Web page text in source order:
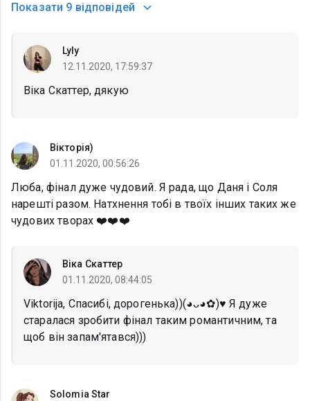
Показати 9 відповідей
Lyly
12.11.2020, 17:59:37
Віка Скаттер, дякую
Вікторія)
01.11.2020, 00:56:26
Люба, фінал дуже чудовий. Я рада, що Даня і Соля
нарешті разом. Натхнення тобі в твоїх інших таких же
чудових творах ❤️❤️❤️
Віка Скаттер
01.11.2020, 08:44:05
Viktorija, Спасибі, дорогенька))(◕ᴗ◕✿)♥️ Я дуже
старалася зробити фінал таким романтичним, та
щоб він запам'ятався)))
Solomia Star